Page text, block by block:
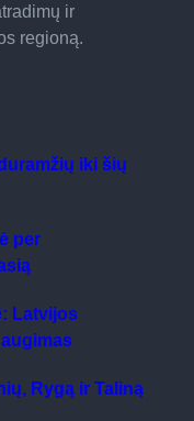
ir
regioną.
iki šių
per
Latvijos
Rygą ir Taliną